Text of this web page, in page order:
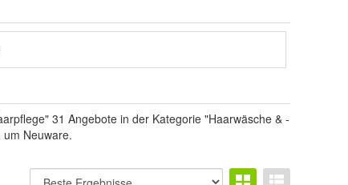
31 Angebote in der Kategorie "Haarwäsche & -
Neuware.